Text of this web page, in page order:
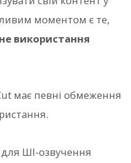
моментом є те,
використання
має певні обмеження
для ШІ-озвучення